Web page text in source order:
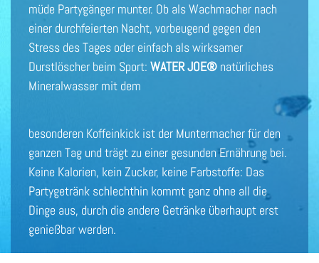
müde Partygänger munter. Ob als Wachmacher nach
einer durchfeierten Nacht, vorbeugend gegen den
Stress des Tages oder einfach als wirksamer
Durstlöscher beim Sport: WATER JOE® natürliches
Mineralwasser mit dem
besonderen Koffeinkick ist der Muntermacher für den
ganzen Tag und trägt zu einer gesunden Ernährung bei.
Keine Kalorien, kein Zucker, keine Farbstoffe: Das
Partygetränk schlechthin kommt ganz ohne all die
Dinge aus, durch die andere Getränke überhaupt erst
genießbar werden.